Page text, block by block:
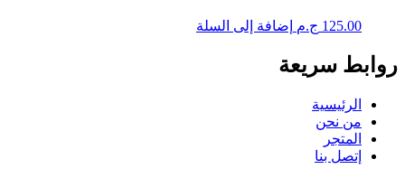
125.00 ج.م إضافة إلى السلة
روابط سريعة
الرئيسية
من نحن
المتجر
إتصل بنا